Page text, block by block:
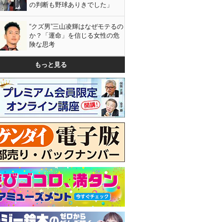
の判断も野球ありきでした」
“クズ男”三山凌輝はなぜモテるの
か？「運命」を信じる女性の危
険な思考
もっと見る